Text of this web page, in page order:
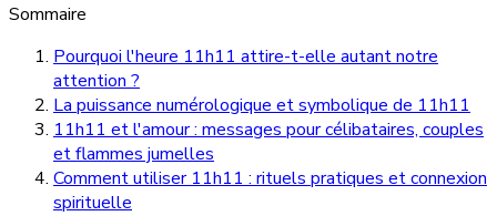
Sommaire
Pourquoi l'heure 11h11 attire-t-elle autant notre
attention ?
La puissance numérologique et symbolique de 11h11
11h11 et l'amour : messages pour célibataires, couples
et flammes jumelles
Comment utiliser 11h11 : rituels pratiques et connexion
spirituelle